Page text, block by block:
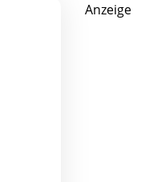
Anzeige